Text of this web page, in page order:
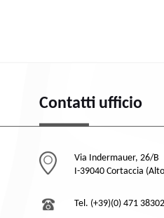
Contatti ufficio
Via Indermauer, 26/B
I-39040 Cortaccia
Tel. (+39)(0) 471